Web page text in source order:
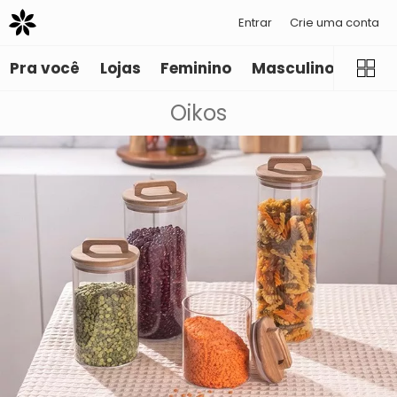
Entrar Crie uma conta
Pra você Lojas Feminino Masculino
Oikos